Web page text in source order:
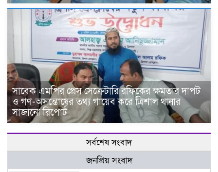
সাবেক এমপির প্রেস সেক্রেটারি রফিকের ক্ষমতার দাপট
ও গণ-অসন্তোষের তথ্য গায়েব করে ত্রিশাল থানার
সাজানো রিপোর্ট
সর্বশেষ সংবাদ
জনপ্রিয় সংবাদ